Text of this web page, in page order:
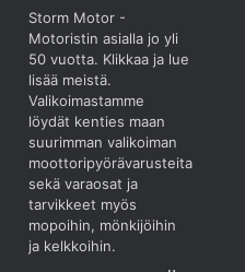
Storm Motor -
Motoristin asialla jo yli
50 vuotta. Klikkaa ja lue
lisää meistä.
Valikoimastamme
löydät kenties maan
suurimman valikoiman
moottoripyörävarusteita
sekä varaosat ja
tarvikkeet myös
mopoihin, mönkijöihin
ja kelkkoihin.